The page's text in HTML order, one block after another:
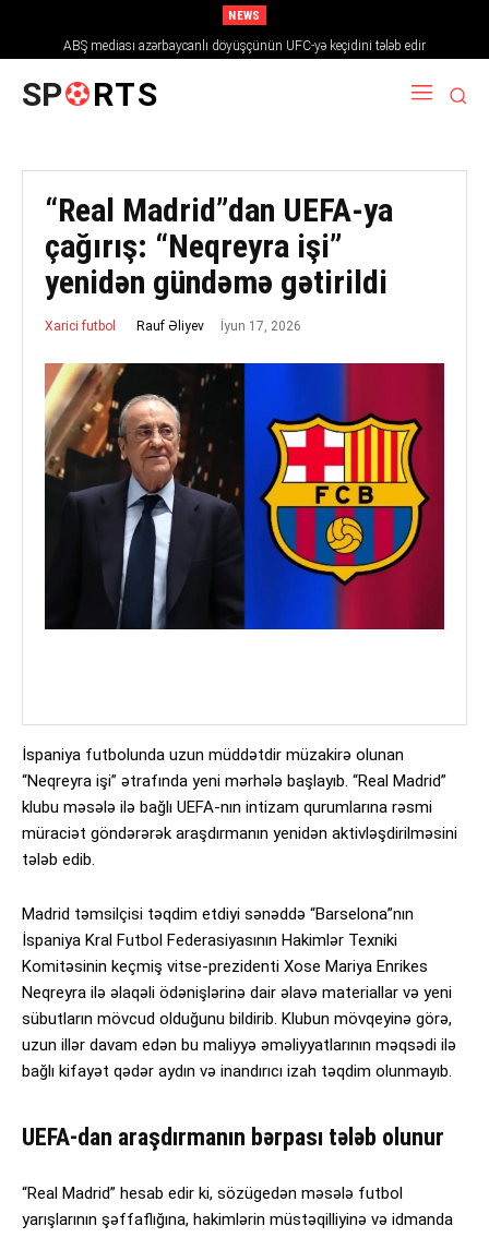
NEWS
ABŞ mediası azərbaycanlı döyüşçünün UFC-yə keçidini tələb edir
SP RTS
“Real Madrid”dan UEFA-ya
çağırış: “Neqreyra işi”
yenidən gündəmə gətirildi
Xarici futbol Rauf Əliyev İyun 17, 2026
İspaniya futbolunda uzun müddətdir müzakirə olunan
“Neqreyra işi” ətrafında yeni mərhələ başlayıb. “Real Madrid”
klubu məsələ ilə bağlı UEFA-nın intizam qurumlarına rəsmi
müraciət göndərərək araşdırmanın yenidən aktivləşdirilməsini
tələb edib.
Madrid təmsilçisi təqdim etdiyi sənəddə “Barselona”nın
İspaniya Kral Futbol Federasiyasının Hakimlər Texniki
Komitəsinin keçmiş vitse-prezidenti Xose Mariya Enrikes
Neqreyra ilə əlaqəli ödənişlərinə dair əlavə materiallar və yeni
sübutların mövcud olduğunu bildirib. Klubun mövqeyinə görə,
uzun illər davam edən bu maliyyə əməliyyatlarının məqsədi ilə
bağlı kifayət qədər aydın və inandırıcı izah təqdim olunmayıb.
UEFA-dan araşdırmanın bərpası tələb olunur
“Real Madrid” hesab edir ki, sözügedən məsələ futbol
yarışlarının şəffaflığına, hakimlərin müstəqilliyinə və idmanda